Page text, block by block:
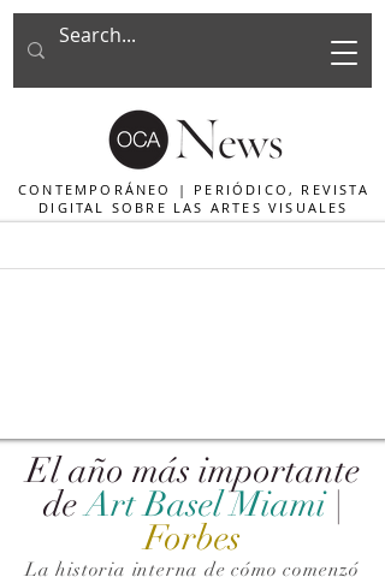
CONTEMPORÁNEO | PERIÓDICO, REVISTA
DIGITAL SOBRE LAS ARTES VISUALES
El año más importante
de Art Basel Miami |
Forbes
La historia interna de cómo comenzó